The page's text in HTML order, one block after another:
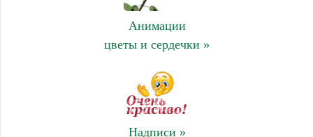
Анимации
цветы и сердечки »
Надписи »